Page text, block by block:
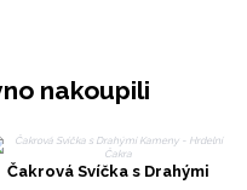
nakoupili
Čakrová Svíčka s Drahými